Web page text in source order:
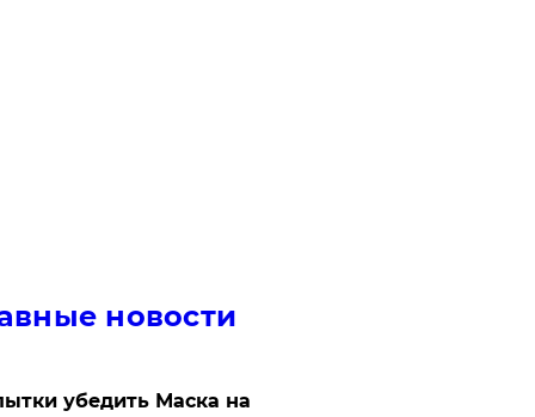
новости
убедить Маска на